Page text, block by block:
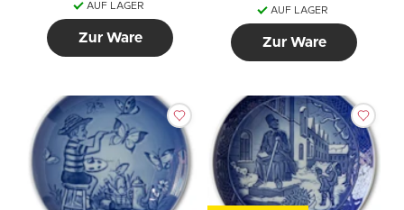
AUF LAGER
Zur Ware
AUF LAGER
Zur Ware